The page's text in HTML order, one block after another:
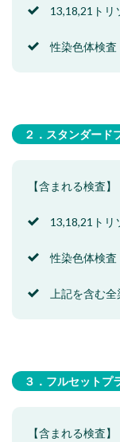
13,18,21トリ
性染色体検査
２．スタンダード
【含まれる検査】
13,18,21トリ
性染色体検査
上記を含む全
３．フルセットプ
【含まれる検査】